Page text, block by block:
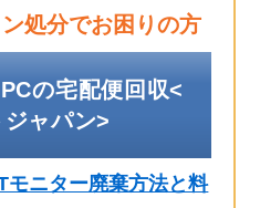
処分でお困りの方
の宅配便回収<
ジャパン>
モニター廃棄方法と料